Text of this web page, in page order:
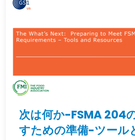
次は何か-FSMA 204
すための準備-ツール